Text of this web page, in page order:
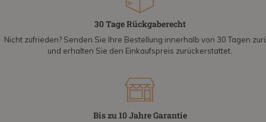
30 Tage Rückgaberecht
Nicht zufrieden? Senden Sie Ihre Bestellung innerhalb von 30 Tagen
und erhalten Sie den Einkaufspreis zurückerstattet.
Bis zu 10 Jahre Garantie